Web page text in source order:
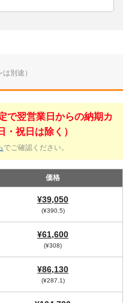
別途）
で翌営業日からの納期カ
・祝日は除く）
でご確認ください。
価格
¥39,050
(¥390.5)
¥61,600
(¥308)
¥86,130
(¥287.1)